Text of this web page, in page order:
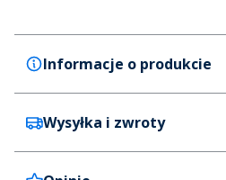
Informacje o produkcie
HUGO
HUGO Niero bluza dla
Kolor
Wysyłka i zwroty